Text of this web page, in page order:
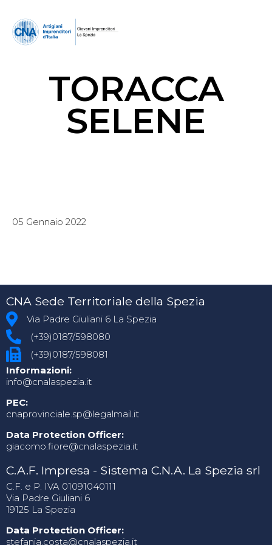
TORACCA
SELENE
05 Gennaio 2022
CNA Sede Territoriale della Spezia
Via Padre Giuliani 6 La Spezia
(+39)0187/598080
(+39)0187/598081
Informazioni:
info@cnalaspezia.it
PEC:
cnaprovinciale.sp@legalmail.it
Data Protection Officer:
giacomo.fiore@cnalaspezia.it
C.A.F. Impresa - Sistema C.N.A. La Spezia srl
C.F. e P. IVA 01091040111
Via Padre Giuliani 6
19125 La Spezia
Data Protection Officer:
stefania.costa@cnalaspezia.it